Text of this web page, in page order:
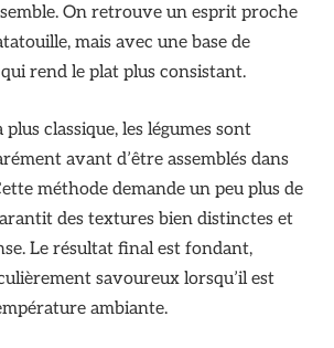
On retrouve un esprit proche
mais avec une base de
rend le plat plus consistant.
classique, les légumes sont
avant d’être assemblés dans
méthode demande un peu plus de
des textures bien distinctes et
Le résultat final est fondant,
savoureux lorsqu’il est
ambiante.